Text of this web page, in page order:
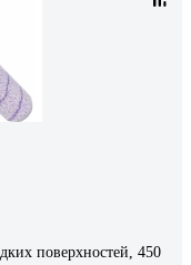
поверхностей, 450